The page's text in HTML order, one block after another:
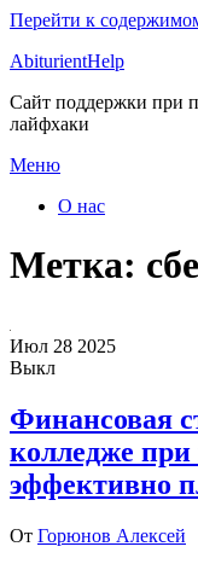
Перейти к
AbiturientHelp
Сайт поддержки при
лайфхаки
Меню
О нас
Метка:
Июл 28 2025
Выкл
Финансовая
колледже при
эффективно
От Горюнов Алексей